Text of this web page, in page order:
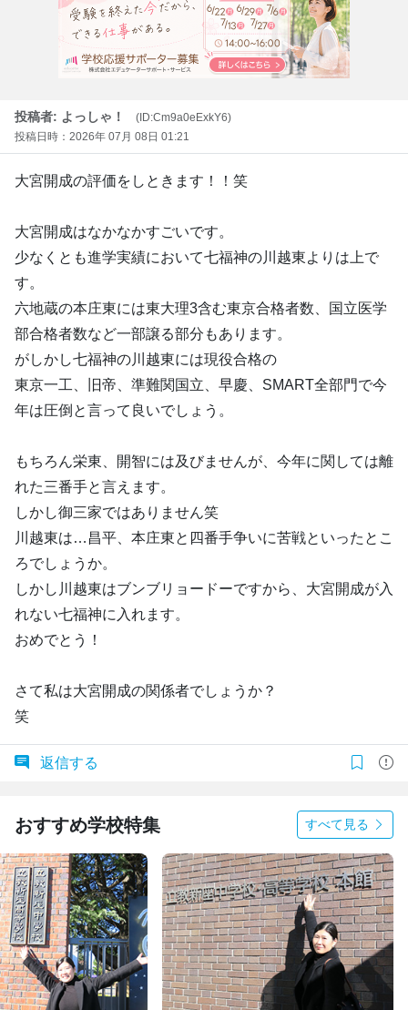
投稿者: よっしゃ！
(ID:Cm9a0eExkY6)
投稿日時：2026年 07月 08日 01:21
大宮開成の評価をしときます！！笑
大宮開成はなかなかすごいです。
少なくとも進学実績において七福神の川越東よりは上で
す。
六地蔵の本庄東には東大理3含む東京合格者数、国立医学
部合格者数など一部譲る部分もあります。
がしかし七福神の川越東には現役合格の
東京一工、旧帝、準難関国立、早慶、SMART全部門で今
年は圧倒と言って良いでしょう。
もちろん栄東、開智には及びませんが、今年に関しては離
れた三番手と言えます。
しかし御三家ではありません笑
川越東は…昌平、本庄東と四番手争いに苦戦といったとこ
ろでしょうか。
しかし川越東はブンブリョードーですから、大宮開成が入
れない七福神に入れます。
おめでとう！
さて私は大宮開成の関係者でしょうか？
笑
返信する
おすすめ学校特集 すべて見る